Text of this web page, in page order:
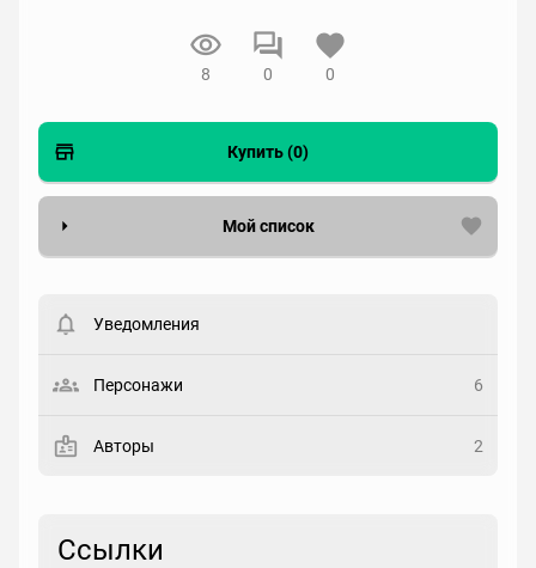
8 0 0
Купить (0)
Мой список
Статус
Уведомления
Персонажи 6
Авторы 2
Ссылки